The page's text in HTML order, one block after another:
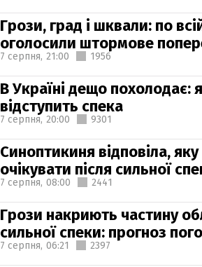
Грози, град і шквали: по
оголосили штормове
7 серпня, 21:00 1956
В Україні дещо похолодає:
відступить спека
7 серпня, 20:00 9301
Синоптикиня відповіла,
очікувати після сильної
7 серпня, 08:00 2441
Грози накриють частину
сильної спеки: прогноз
7 серпня, 06:21 2397